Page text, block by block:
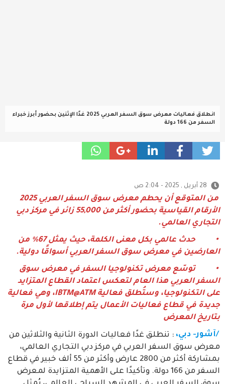
انطلاق فعاليات معرض سوق السفر العربي 2025 غدًا الإثنين بحضور أبرز خبراء
السفر من 166 دولة
28 أبريل , 2025 - 2:04 ص
من المتوقع أن يحطم معرض سوق السفر العربي 2025
الأرقام القياسية بحضور أكثر من 55,000 زائر في مركز دبي
التجاري العالمي.
• حدث عالمي بكل معنى الكلمة، حيث يمثل 67% من
العارضين في معرض سوق السفر العربي أسواقًا دولية.
• توسّع معرض تكنولوجيا السفر في معرض سوق
السفر العربي هذا العام لتعكس اعتماد القطاع المتزايد
على التكنولوجيا، وستُطلق فعالية IBTM@ATM، وهي فعالية
جديدة في قطاع فعاليات الأعمال يتم إطلاقها لأول مرة
بتاريخ المعرض
/آشور- دبي، : تنطلق غدًا فعاليات الدورة الثانية والثلاثين من
معرض سوق السفر العربي في مركز دبي التجاري العالمي،
بمشاركة أكثر من 2800 عارض وأكثر من 55 ألف خبير في قطاع
السفر من 166 دولة. وتأكيدًا على الأهمية المتزايدة لمعرض